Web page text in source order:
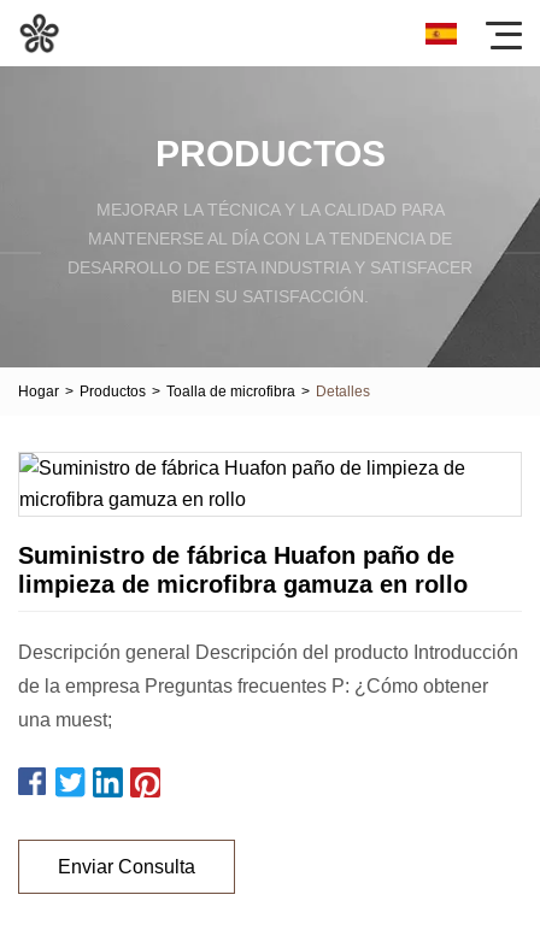
PRODUCTOS
MEJORAR LA TÉCNICA Y LA CALIDAD PARA
MANTENERSE AL DÍA CON LA TENDENCIA DE
DESARROLLO DE ESTA INDUSTRIA Y SATISFACER
BIEN SU SATISFACCIÓN.
Hogar > Productos > Toalla de microfibra > Detalles
Suministro de fábrica Huafon paño de
limpieza de microfibra gamuza en rollo
Descripción general Descripción del producto Introducción
de la empresa Preguntas frecuentes P: ¿Cómo obtener
una muest;
Enviar Consulta